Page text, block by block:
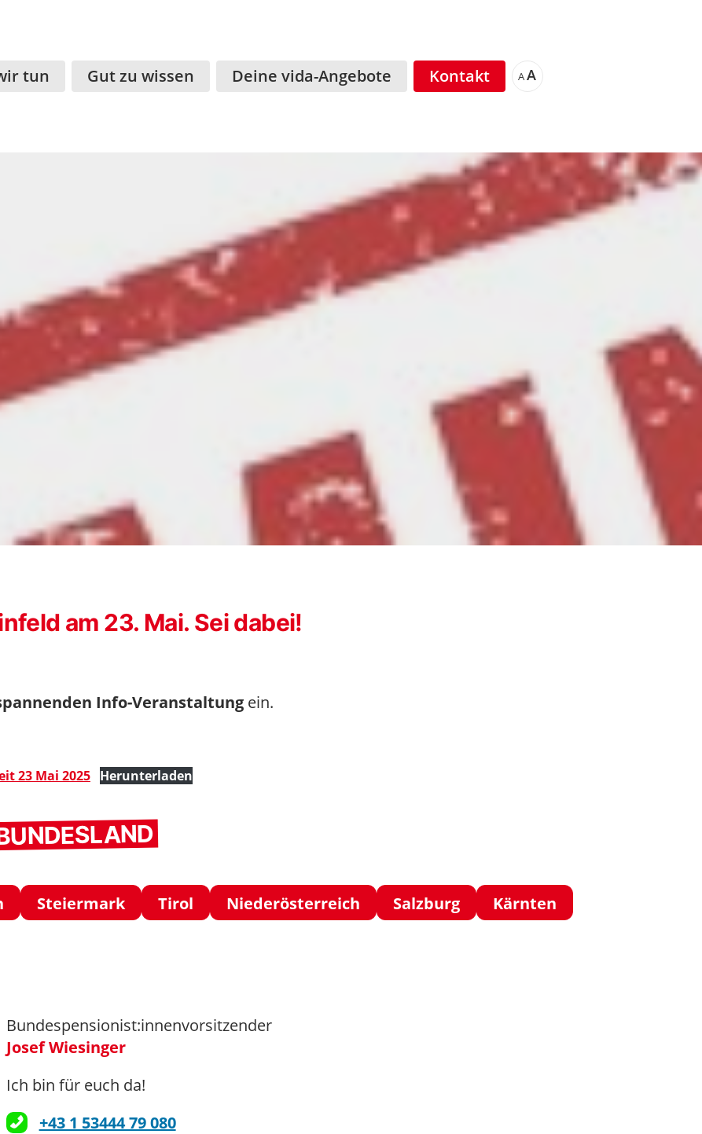
tun Gut zu wissen Deine vida-Angebote Kontakt AA
am 23. Mai. Sei dabei!
Info-Veranstaltung ein.
23 Mai 2025 Herunterladen
Steiermark Tirol Niederösterreich Salzburg
Kärnten
Bundespensionist:innenvorsitzender
Josef Wiesinger
Ich bin für euch da!
+43 1 53444 79 080